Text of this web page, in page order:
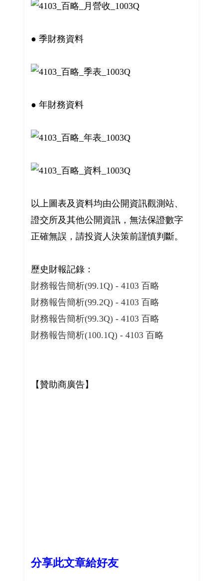
● 季財務資料
● 年財務資料
以上圖表及資料均由公開資訊觀測站、
證交所及其他公開資訊，無法保證數字
正確無誤，請投資人決策前謹慎判斷。
歷史財報記錄：
財務報告簡析(99.1Q) - 4103 百略
財務報告簡析(99.2Q) - 4103 百略
財務報告簡析(99.3Q) - 4103 百略
財務報告簡析(100.1Q) - 4103 百略
【贊助商廣告】
分享此文章給好友